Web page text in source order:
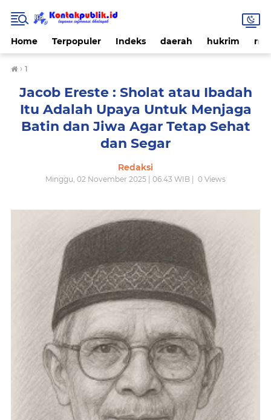
Home Terpopuler Indeks daerah hukrim
› 1
Jacob Ereste : Sholat atau Ibadah
Itu Adalah Upaya Untuk Menjaga
Batin dan Jiwa Agar Tetap Sehat
dan Segar
Redaksi
Minggu, 02 November 2025 | 06.43 WIB | 0 Views